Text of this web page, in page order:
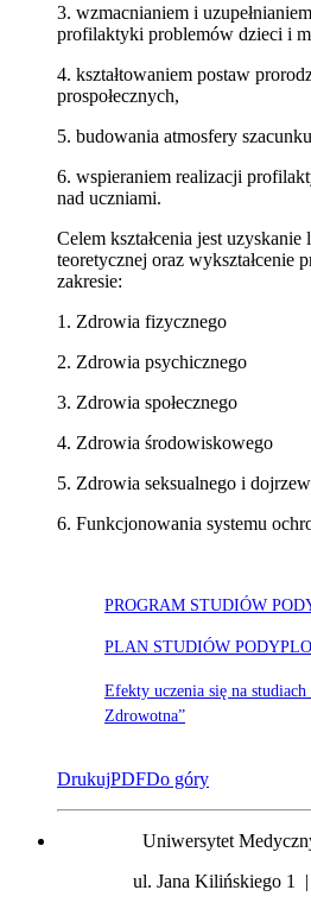
3. wzmacnianiem i
profilaktyki problemów dzieci i
4. kształtowaniem postaw
prospołecznych,
5. budowania atmosfery
6. wspieraniem realizacji
nad uczniami.
Celem kształcenia jest
teoretycznej oraz wykształcenie
zakresie:
1. Zdrowia fizycznego
2. Zdrowia psychicznego
3. Zdrowia społecznego
4. Zdrowia środowiskowego
5. Zdrowia seksualnego i
6. Funkcjonowania systemu
PROGRAM STUDIÓW
PLAN STUDIÓW
Efekty uczenia się na
Zdrowotna”
DrukujPDFDo góry
Uniwersytet
ul. Jana Kilińskiego 1